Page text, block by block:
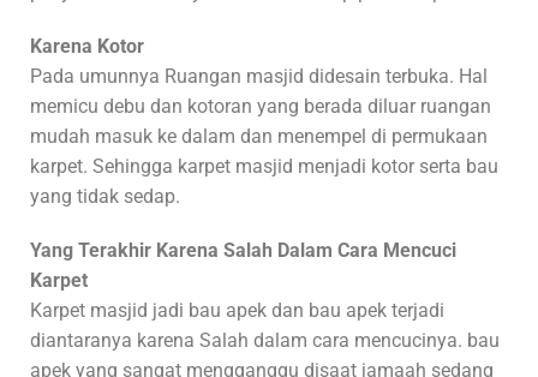
Karena Kotor
Pada umunnya Ruangan masjid didesain terbuka. Hal
memicu debu dan kotoran yang berada diluar ruangan
mudah masuk ke dalam dan menempel di permukaan
karpet. Sehingga karpet masjid menjadi kotor serta bau
yang tidak sedap.
Yang Terakhir Karena Salah Dalam Cara Mencuci
Karpet
Karpet masjid jadi bau apek dan bau apek terjadi
diantaranya karena Salah dalam cara mencucinya. bau
apek yang sangat mengganggu disaat jamaah sedang